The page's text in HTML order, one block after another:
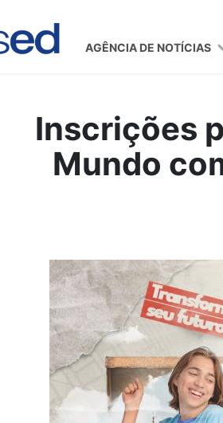
AGÊNCIA DE NOTÍCIAS
Inscrições
Mundo